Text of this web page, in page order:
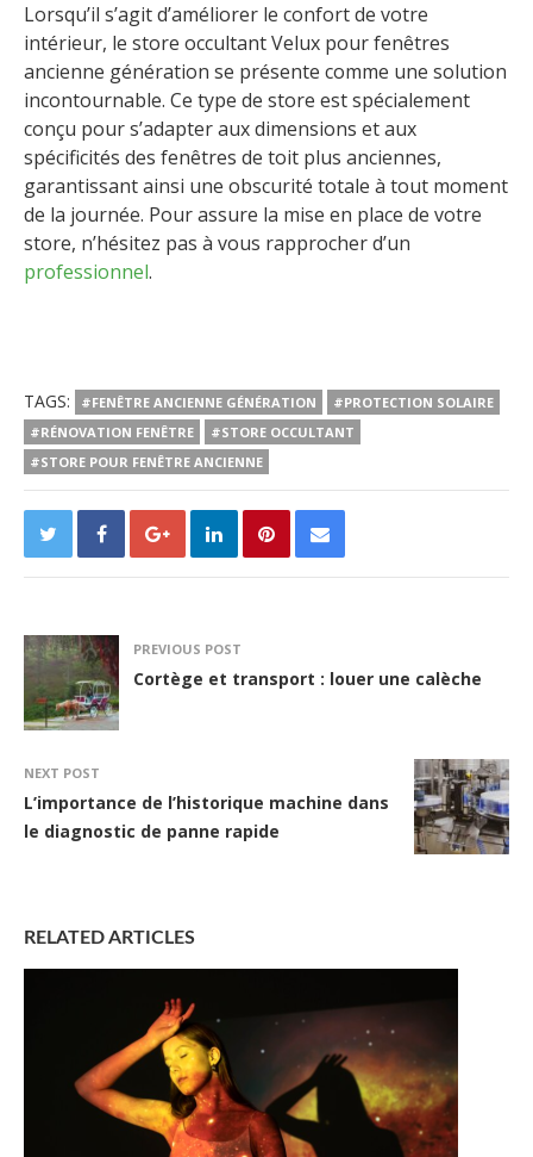
Lorsqu’il s’agit d’améliorer le confort de votre
intérieur, le store occultant Velux pour fenêtres
ancienne génération se présente comme une solution
incontournable. Ce type de store est spécialement
conçu pour s’adapter aux dimensions et aux
spécificités des fenêtres de toit plus anciennes,
garantissant ainsi une obscurité totale à tout moment
de la journée. Pour assure la mise en place de votre
store, n’hésitez pas à vous rapprocher d’un
professionnel.
TAGS: #FENÊTRE ANCIENNE GÉNÉRATION
#PROTECTION SOLAIRE
#RÉNOVATION FENÊTRE
#STORE OCCULTANT
#STORE POUR FENÊTRE ANCIENNE
PREVIOUS POST
Cortège et transport : louer une calèche
NEXT POST
L’importance de l’historique machine dans
le diagnostic de panne rapide
RELATED ARTICLES